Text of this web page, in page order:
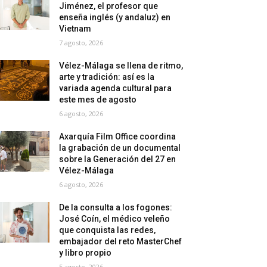
Jiménez, el profesor que
enseña inglés (y andaluz) en
Vietnam
7 agosto, 2026
Vélez-Málaga se llena de ritmo,
arte y tradición: así es la
variada agenda cultural para
este mes de agosto
6 agosto, 2026
Axarquía Film Office coordina
la grabación de un documental
sobre la Generación del 27 en
Vélez-Málaga
6 agosto, 2026
De la consulta a los fogones:
José Coín, el médico veleño
que conquista las redes,
embajador del reto MasterChef
y libro propio